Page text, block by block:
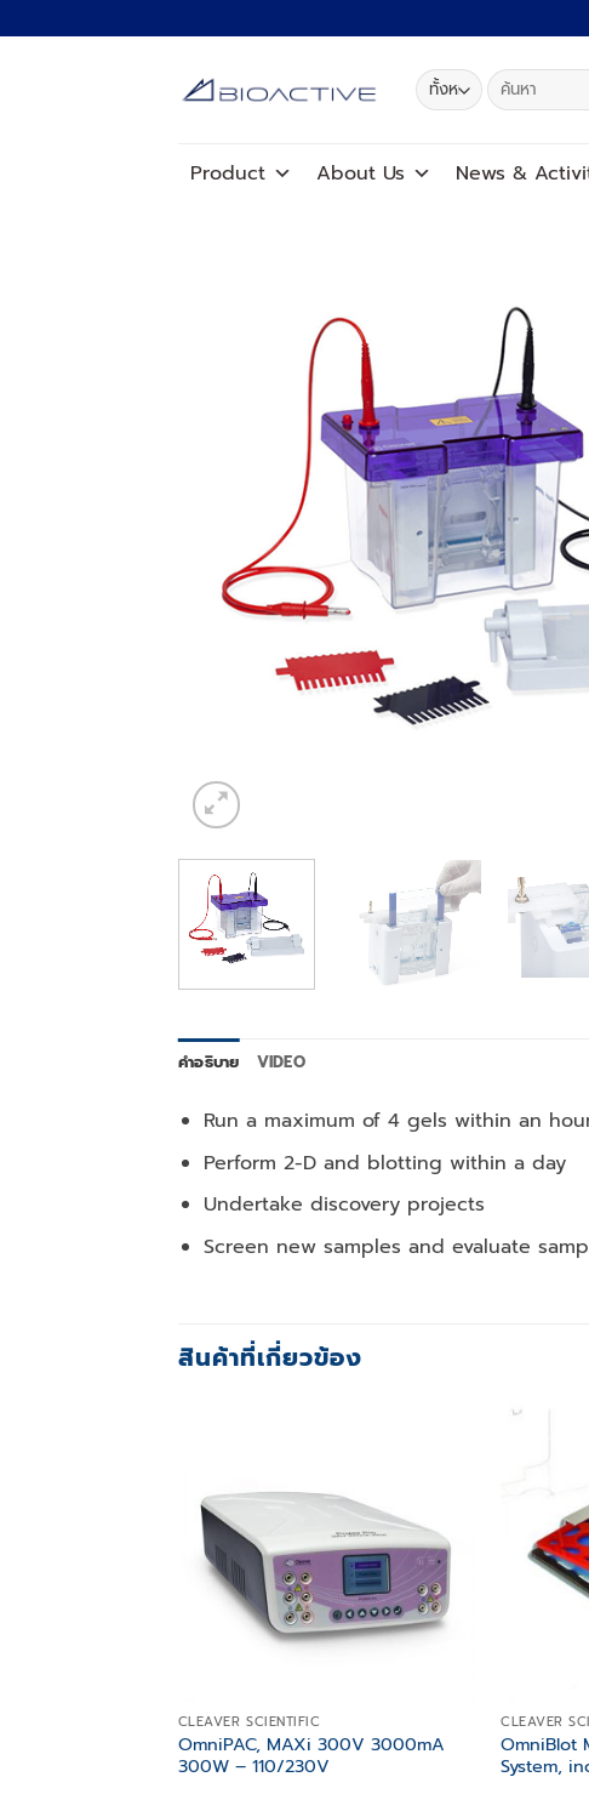
ไป
ค้นหา:
Product About Us News &
คำอธิบาย VIDEO
Run a maximum of 4 gels within an
Perform 2-D and blotting within a day
Undertake discovery projects
Screen new samples and evaluate
สินค้าที่เกี่ยวข้อง
CLEAVER SCIENTIFIC
OmniPAC, MAXi 300V 3000mA
300W – 110/230V
CLEAVER
OmniBlot
System,